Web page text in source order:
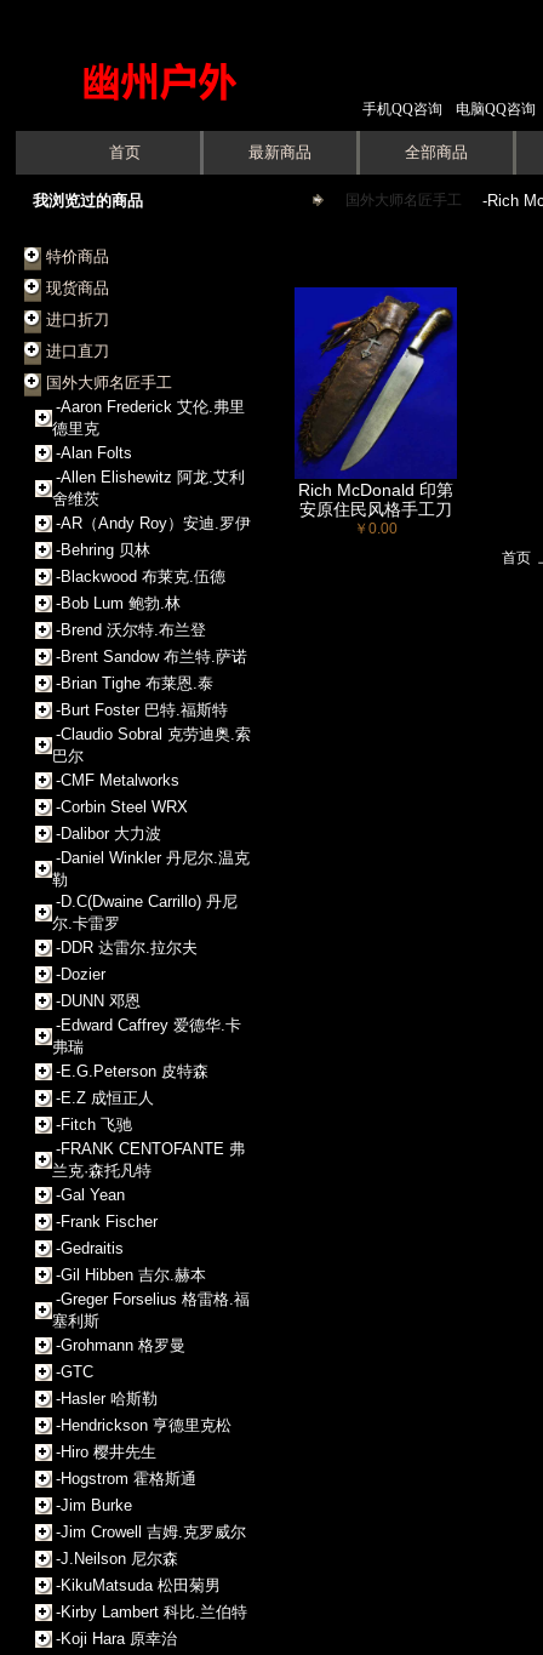
手机QQ咨询 电脑QQ咨询
首页 最新商品 全部商品
我浏览过的商品
特价商品
现货商品
进口折刀
进口直刀
国外大师名匠手工
-Aaron Frederick 艾伦.弗里
德里克
-Alan Folts
-Allen Elishewitz 阿龙.艾利
舍维茨
-AR（Andy Roy）安迪.罗伊
-Behring 贝林
-Blackwood 布莱克.伍德
-Bob Lum 鲍勃.林
-Brend 沃尔特.布兰登
-Brent Sandow 布兰特.萨诺
-Brian Tighe 布莱恩.泰
-Burt Foster 巴特.福斯特
-Claudio Sobral 克劳迪奥.索
巴尔
-CMF Metalworks
-Corbin Steel WRX
-Dalibor 大力波
-Daniel Winkler 丹尼尔.温克
勒
-D.C(Dwaine Carrillo) 丹尼
尔.卡雷罗
-DDR 达雷尔.拉尔夫
-Dozier
-DUNN 邓恩
-Edward Caffrey 爱德华.卡
弗瑞
-E.G.Peterson 皮特森
-E.Z 成恒正人
-Fitch 飞驰
-FRANK CENTOFANTE 弗
兰克·森托凡特
-Gal Yean
-Frank Fischer
-Gedraitis
-Gil Hibben 吉尔.赫本
-Greger Forselius 格雷格.福
塞利斯
-Grohmann 格罗曼
-GTC
-Hasler 哈斯勒
-Hendrickson 亨德里克松
-Hiro 樱井先生
-Hogstrom 霍格斯通
-Jim Burke
-Jim Crowell 吉姆.克罗威尔
-J.Neilson 尼尔森
-KikuMatsuda 松田菊男
-Kirby Lambert 科比.兰伯特
-Koji Hara 原幸治
国外大师名匠手工 -Rich
Rich McDonald 印第
安原住民风格手工刀
￥0.00
首页